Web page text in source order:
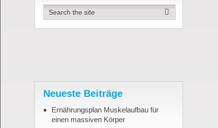
Neueste Beiträge
Ernährungsplan Muskelaufbau für
einen massiven Körper